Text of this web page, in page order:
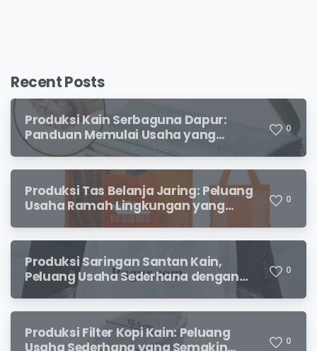
Recent Posts
Produksi Kain Serbaguna Dapur:
Panduan Memulai Usaha yang
Menjanjikan untuk Pebisnis Pemula
0
Produksi Tas Belanja Jaring: Peluang
Usaha Ramah Lingkungan yang
0
Produksi Saringan Santan Kain,
Peluang Usaha Sederhana dengan
Permintaan yang Terus Meningkat
0
Produksi Filter Kopi Kain: Peluang
Usaha Sederhana yang Semakin
0